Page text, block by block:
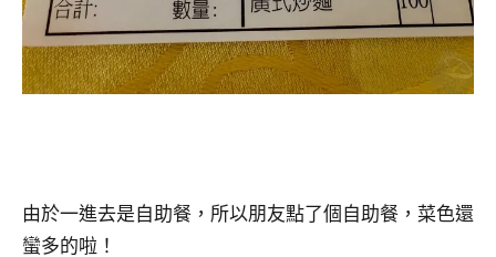
由於一進去是自助餐，所以朋友點了個自助餐，菜色還
蠻多的啦！